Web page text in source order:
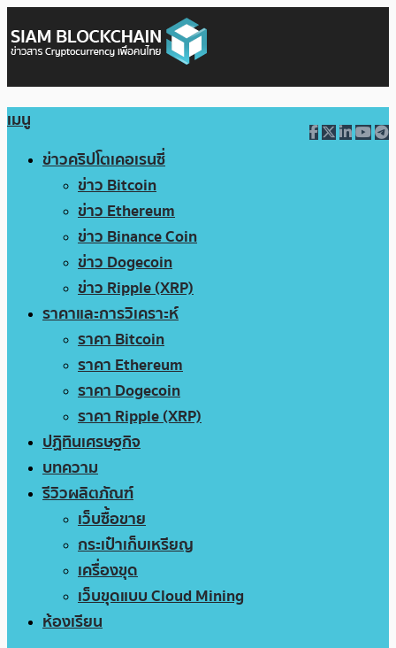
เมนู
ข่าวคริปโตเคอเรนซี่
ข่าว Bitcoin
ข่าว Ethereum
ข่าว Binance Coin
ข่าว Dogecoin
ข่าว Ripple (XRP)
ราคาและการวิเคราะห์
ราคา Bitcoin
ราคา Ethereum
ราคา Dogecoin
ราคา Ripple (XRP)
ปฏิทินเศรษฐกิจ
บทความ
รีวิวผลิตภัณฑ์
เว็บซื้อขาย
กระเป๋าเก็บเหรียญ
เครื่องขุด
เว็บขุดแบบ Cloud Mining
ห้องเรียน